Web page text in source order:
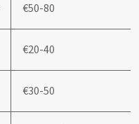
€50-80
€20-40
€30-50